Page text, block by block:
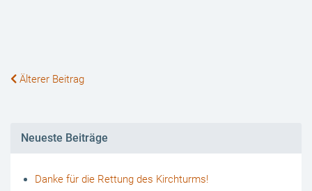
Beiträge-
Älterer Beitrag
Neueste Beiträge
Danke für die Rettung des Kirchturms!